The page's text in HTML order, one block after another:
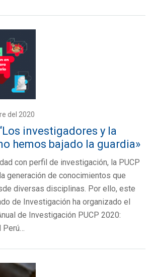
del 2020
investigadores y la
hemos bajado la guardia»
con perfil de investigación, la PUCP
generación de conocimientos que
diversas disciplinas. Por ello, este
de Investigación ha organizado el
de Investigación PUCP 2020:
Perú…